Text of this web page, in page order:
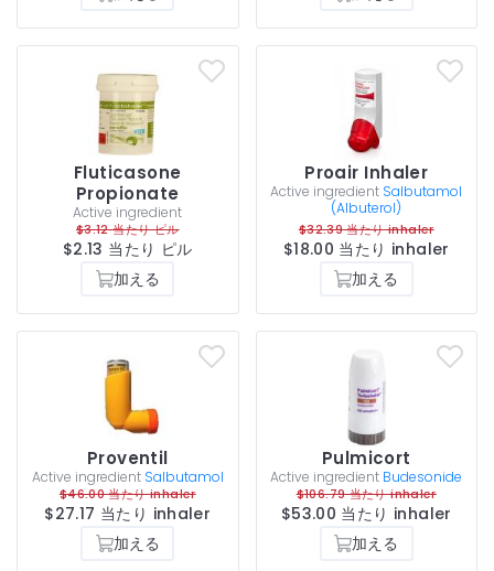
Fluticasone
Propionate
Active ingredient
$3.12 当たり ピル
$2.13 当たり ピル
加える
Proair Inhaler
Active ingredient Salbutamol
(Albuterol)
$32.39 当たり inhaler
$18.00 当たり inhaler
加える
Proventil
Active ingredient Salbutamol
$46.00 当たり inhaler
$27.17 当たり inhaler
加える
Pulmicort
Active ingredient Budesonide
$106.79 当たり inhaler
$53.00 当たり inhaler
加える